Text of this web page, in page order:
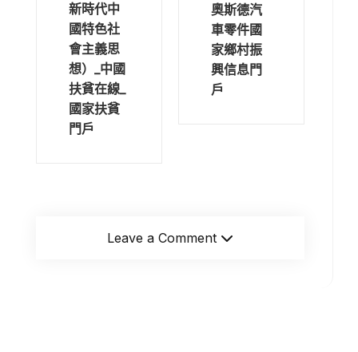
新時代中
國特色社
會主義思
想）_中國
扶貧在線_
國家扶貧
門戶
奧斯德汽
車零件國
家鄉村振
興信息門
戶
Leave a Comment